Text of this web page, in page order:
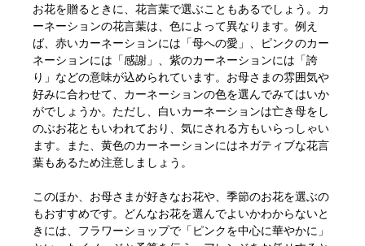
お花を贈るときに、花言葉で選ぶこともあるでしょう。カ
ーネーションの花言葉は、色によって異なります。例え
ば、赤いカーネーションには「母への愛」、ピンクのカー
ネーションには「感謝」、紫のカーネーションには「誇
り」などの意味が込められています。お母さまの雰囲気や
好みに合わせて、カーネーションの色を選んでみてはいか
がでしょうか。ただし、白いカーネーションは亡き母をし
のぶお花ともいわれており、気にされる方もいらっしゃい
ます。また、黄色のカーネーションにはネガティブな花言
葉もあるため注意しましょう。
このほか、お母さまが好きなお花や、季節のお花を選ぶの
もおすすめです。どんなお花を選んでよいかわからないと
きには、フラワーショップで「ピンクを中心に華やかに」